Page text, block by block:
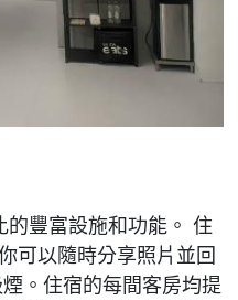
豐富設施和功能。 住
可以隨時分享照片並回
。住宿的每間客房均提